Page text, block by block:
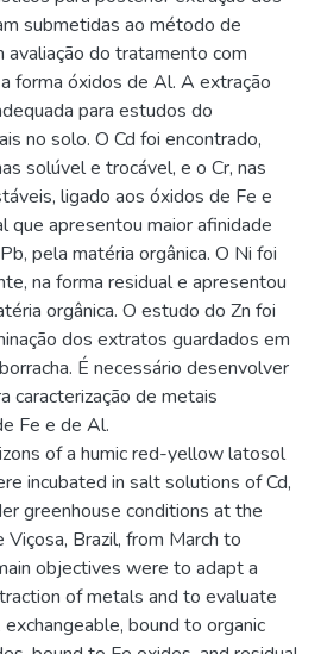
submetidas ao método de
avaliação do tratamento com
forma óxidos de Al. A extração
para estudos do
no solo. O Cd foi encontrado,
solúvel e trocável, e o Cr, nas
ligado aos óxidos de Fe e
que apresentou maior afinidade
pela matéria orgânica. O Ni foi
na forma residual e apresentou
orgânica. O estudo do Zn foi
dos extratos guardados em
É necessário desenvolver
caracterização de metais
Fe e de Al.
of a humic red-yellow latosol
incubated in salt solutions of Cd,
greenhouse conditions at the
Brazil, from March to
objectives were to adapt a
of metals and to evaluate
bound to organic